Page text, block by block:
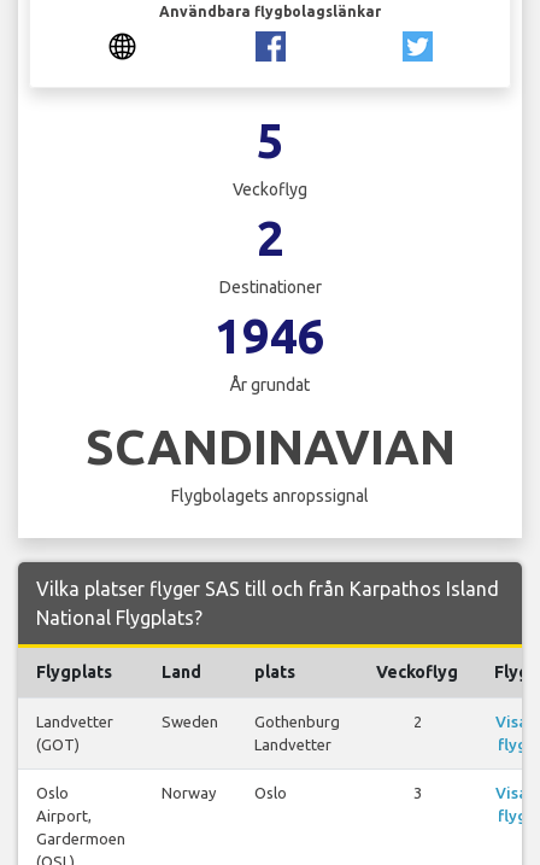
Användbara flygbolagslänkar
5
Veckoflyg
2
Destinationer
1946
År grundat
SCANDINAVIAN
Flygbolagets anropssignal
Vilka platser flyger SAS till och från Karpathos Island
National Flygplats?
Flygplats Land plats Veckoflyg Flyg
Landvetter
(GOT)
Sweden
Gothenburg
Landvetter
2
Visa
flyg
Oslo
Airport,
Gardermoen
(OSL)
Norway Oslo 3
Visa
flyg